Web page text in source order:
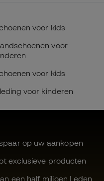
voor kids
voor
voor kids
voor kinderen
op uw aankopen
exclusieve producten
een half miljoen Leden